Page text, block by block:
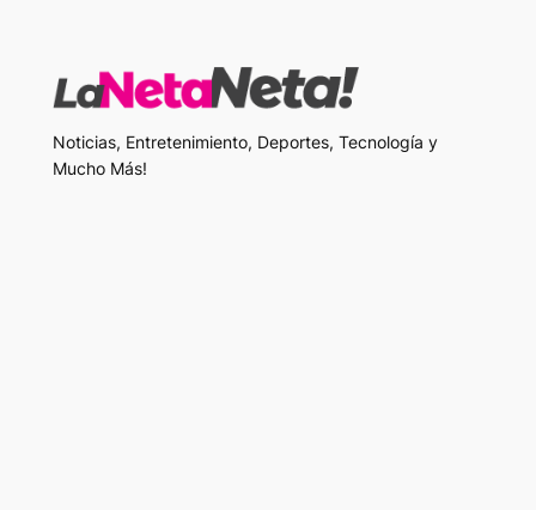
Noticias, Entretenimiento, Deportes, Tecnología y
Mucho Más!